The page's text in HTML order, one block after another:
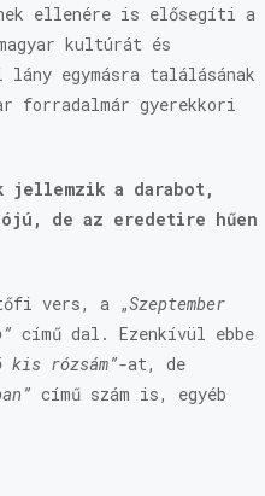
ellenére is elősegíti a
kultúrát és
egymásra találásának
forradalmár gyerekkori
jellemzik a darabot,
de az eredetire hűen
vers, a „Szeptember
című dal. Ezenkívül ebbe
kis rózsám”-at, de
című szám is, egyéb